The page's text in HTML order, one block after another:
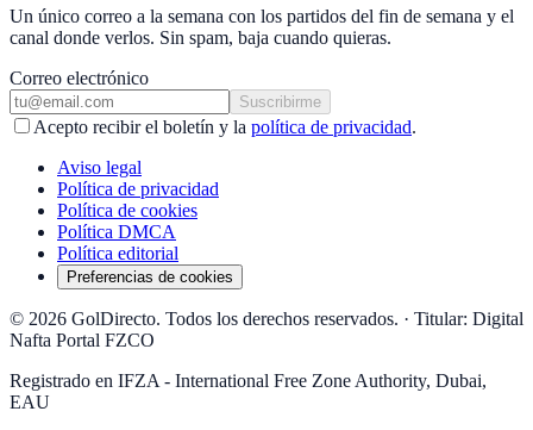
Un único correo a la semana con los partidos del fin de semana y el
canal donde verlos. Sin spam, baja cuando quieras.
Correo electrónico
Suscribirme
Acepto recibir el boletín y la política de privacidad.
Aviso legal
Política de privacidad
Política de cookies
Política DMCA
Política editorial
Preferencias de cookies
© 2026 GolDirecto. Todos los derechos reservados. · Titular: Digital
Nafta Portal FZCO
Registrado en IFZA - International Free Zone Authority, Dubai,
EAU